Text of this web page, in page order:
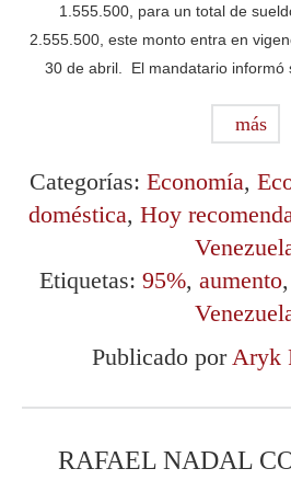
1.555.500, para un total de
2.555.500, este monto entra en
30 de abril. El mandatario
más
Categorías: Economía,
doméstica, Hoy
Etiquetas: 95%, aumento,
Publicado por Aryk
RAFAEL NADAL